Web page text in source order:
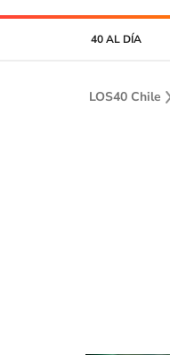
40 AL DÍA
LOS40 Chile